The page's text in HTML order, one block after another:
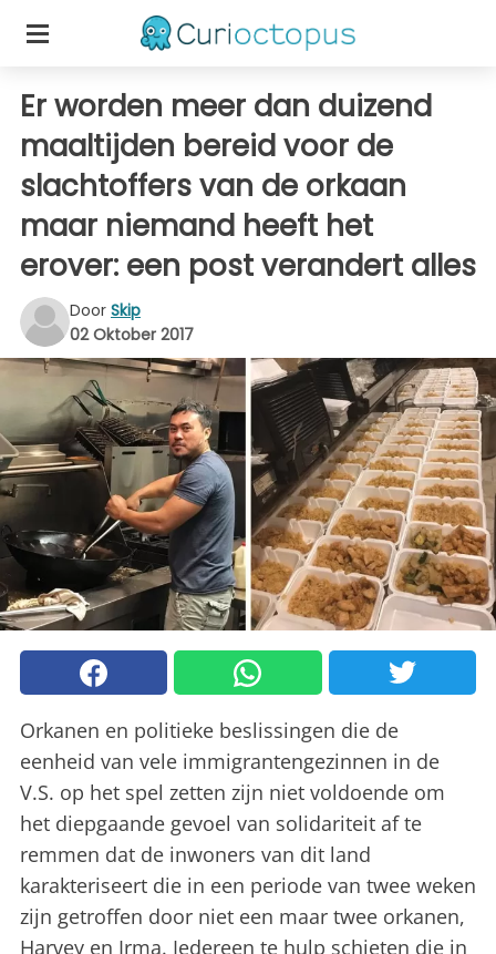
Er worden meer dan duizend
maaltijden bereid voor de
slachtoffers van de orkaan
maar niemand heeft het
erover: een post verandert alles
Door Skip
02 Oktober 2017
Orkanen en politieke beslissingen die de
eenheid van vele immigrantengezinnen in de
V.S. op het spel zetten zijn niet voldoende om
het diepgaande gevoel van solidariteit af te
remmen dat de inwoners van dit land
karakteriseert die in een periode van twee weken
zijn getroffen door niet een maar twee orkanen,
Harvey en Irma. Iedereen te hulp schieten die in